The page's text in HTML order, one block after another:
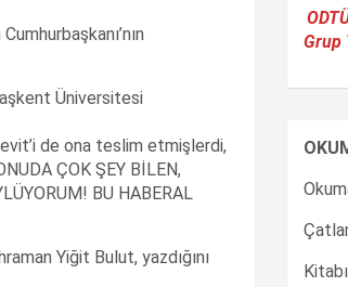
Üniversitesi
de ona teslim etmişlerdi,
ÇOK ŞEY BİLEN,
BU HABERAL
Yiğit Bulut, yazdığını
Grup